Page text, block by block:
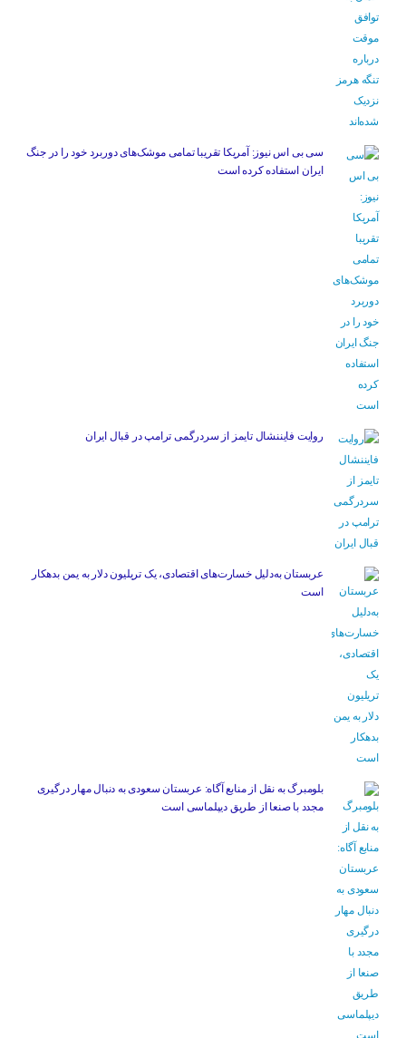
سی بی اس نیوز: آمریکا تقریبا تمامی موشک‌های دوربرد خود را در جنگ
ایران استفاده کرده است
روایت فایننشال تایمز از سردرگمی ترامپ در قبال ایران
عربستان به‌دلیل خسارت‌های اقتصادی، یک تریلیون دلار به یمن بدهکار
است
بلومبرگ به نقل از منابع آگاه: عربستان سعودی به دنبال مهار درگیری
مجدد با صنعا از طریق دیپلماسی است